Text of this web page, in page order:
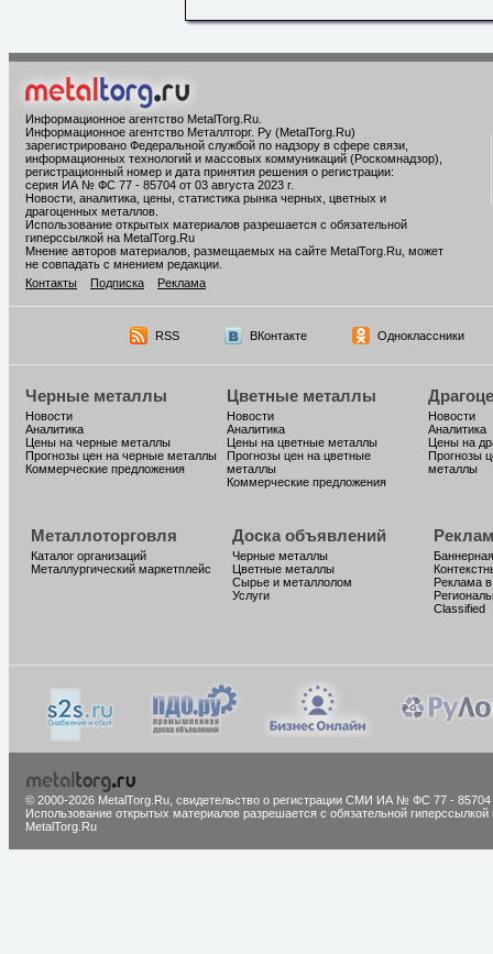
Информационное агентство MetalTorg.Ru
Информационное агентство Металлторг. Ру (MetalTorg.Ru)
зарегистрировано Федеральной службой по надзору в сфере связи,
информационных технологий и массовых коммуникаций (Роскомнадзор),
регистрационный номер и дата принятия решения о регистрации:
серия ИА № ФС 77 - 85704 от 03 августа 2023 г.
Новости, аналитика, цены, статистика рынка черных, цветных и
драгоценных металлов.
Использование открытых материалов разрешается с обязательной
гиперссылкой на MetalTorg.Ru
Мнение авторов материалов, размещаемых на сайте MetalTorg.Ru, может
не совпадать с мнением редакции.
Контакты
Подписка Реклама
RSS ВКонтакте Одноклассники
Черные металлы
Новости
Аналитика
Цены на черные металлы
Прогнозы цен на черные металлы
Коммерческие предложения
Цветные металлы
Новости
Аналитика
Цены на цветные металлы
Прогнозы цен на цветные
металлы
Коммерческие предложения
Новости
Аналитика
Цены на
Прогнозы
металлы
Металлоторговля
Каталог организаций
Металлургический маркетплейс
Доска объявлений
Черные металлы
Цветные металлы
Сырье и металлолом
Услуги
Реклама
Classified
© 2000-2026 MetalTorg.Ru, cвидетельство о регистрации СМИ ИА № ФС 77 - 85704
Использование открытых материалов разрешается с обязательной гиперссылкой
MetalTorg.Ru